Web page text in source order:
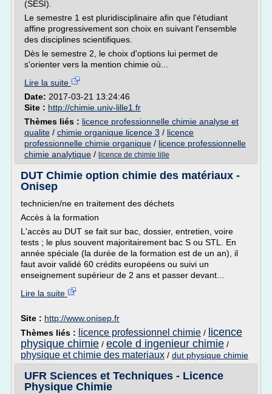
(SESI).
Le semestre 1 est pluridisciplinaire afin que l'étudiant
affine progressivement son choix en suivant l'ensemble
des disciplines scientifiques.
Dès le semestre 2, le choix d'options lui permet de
s'orienter vers la mention chimie où...
Lire la suite
Date: 2017-03-21 13:24:46
Site : http://chimie.univ-lille1.fr
Thèmes liés : licence professionnelle chimie analyse et
qualite / chimie organique licence 3 / licence
professionnelle chimie organique / licence professionnelle
chimie analytique / licence de chimie lille
DUT Chimie option chimie des matériaux -
Onisep
technicien/ne en traitement des déchets
Accès à la formation
L'accès au DUT se fait sur bac, dossier, entretien, voire
tests ; le plus souvent majoritairement bac S ou STL. En
année spéciale (la durée de la formation est de un an), il
faut avoir validé 60 crédits européens ou suivi un
enseignement supérieur de 2 ans et passer devant...
Lire la suite
Site : http://www.onisep.fr
Thèmes liés :
licence professionnel chimie / licence
physique chimie / ecole d ingenieur chimie /
physique et chimie des materiaux / dut physique chimie
UFR Sciences et Techniques - Licence
Physique Chimie